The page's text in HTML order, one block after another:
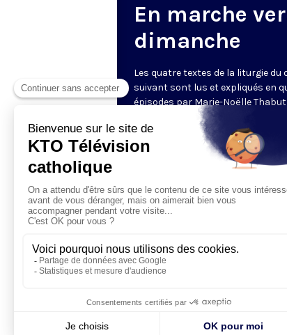
En marche
dimanche
Les quatre textes de la liturgie du
suivant sont lus et expliqués en
épisodes par Marie-Noëlle
simples et lumineux pour aller
Révélation biblique, entrer dans
Luc appelle « l’intelligence des
Chaque jour, vivez avec la Parole
Lundi, la première lecture ; mardi,
mercredi, la deuxième lecture ;
l’Évangile ; vendredi, les quatre
Visiter la page de l'émission